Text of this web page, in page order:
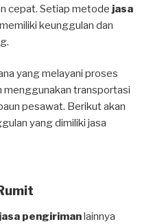
cepat. Setiap metode jasa
keunggulan dan
yang melayani proses
menggunakan transportasi
pesawat. Berikut akan
yang dimiliki jasa
pengiriman lainnya